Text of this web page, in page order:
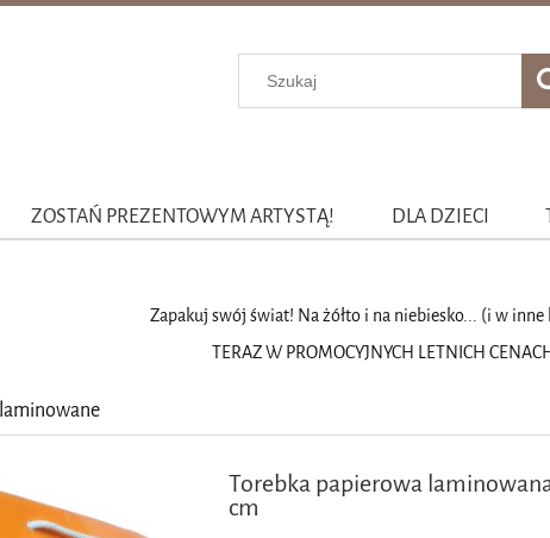
ZOSTAŃ PREZENTOWYM ARTYSTĄ! DLA DZIECI
Zapakuj swój świat! Na żółto i na niebiesko... (i w
TERAZ W PROMOCYJNYCH LETNICH
Torebka papierowa
cm